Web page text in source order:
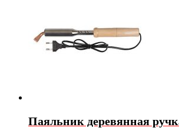
Паяльник деревянная